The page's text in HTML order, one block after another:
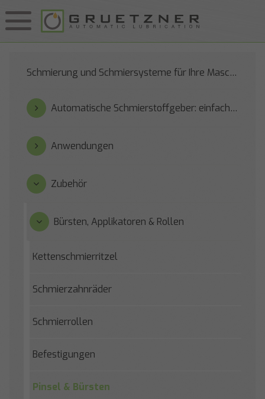
Schmierung und Schmiersysteme für Ihre Maschinen
Automatische Schmierstoffgeber: einfach zu bedienen und zuverlässig
Anwendungen
Zubehör
Bürsten, Applikatoren & Rollen
Kettenschmierritzel
Schmierzahnräder
Schmierrollen
Befestigungen
Pinsel & Bürsten